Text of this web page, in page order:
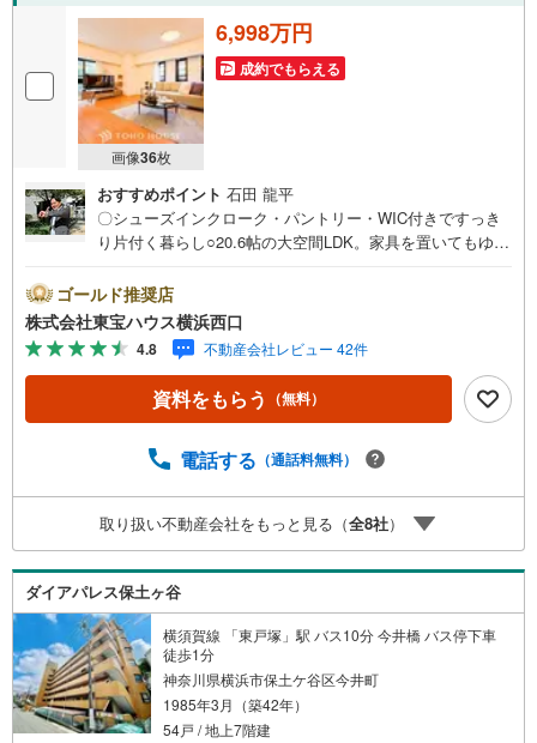
▼ まずは話を聞いてみたい方も歓迎 ▼
・資金計画や住宅ローンのご相談のみでもお気軽に♪
▼ しつこい営業はいたしません ▼
・気になること、まずはメールでのお問い合わせでも結構です。
・お気軽にご相談ください！
ーーーーーーーーーーーーーーーーーーーーーーーーーー
ご質問、ご見学希望、資料請求など、まずはお気軽にお問い合わせくださ
い♪
画像36枚
6,998万円
成約でもらえる
おすすめポイント 石田 龍平
〇シューズインクローク・パントリー・WIC付きですっき
り片付く暮らし○20.6帖の大空間LDK。家具を置いてもゆと
らせるお部屋（細則有り）ーーーーYahoo！ 不動産キャン
ペーン対象店舗ーーーー当店で物件を成約するとPayPayボ
ーナスライトがもらえる「Yahoo！ 不動産 物件ご成約キャ
ンペーン」の対象になります。「資料をもらう」「見学予
約をする」ボタンからお問い合わせください。※必ずYaho
o！ JAPAN IDでログインしてください。※PayPayボーナス
0日です。ーーーーーーーーーーーーーーーーーーーーーー
利）※上記金利は 2026年8月時点 のものであり、実際の適
用金利は融資実行時のものとなります。金利情勢により表
記の返済額と異なる場合があります。ーーーーーーーーー
ーーーーーーーーーーーーーーーー
ゴールド推奨店
株式会社東宝ハウス横浜西口
4.8 不動産会社レビュー 42件
資料をもらう （無料）
電話する （通話料無料）
取り扱い不動産会社をもっと見る（全8社）
ダイアパレス保土ヶ谷
横須賀線 「東戸塚」駅 バス10分 今井橋 バス停下車
徒歩1分
神奈川県横浜市保土ケ谷区今井町
1985年3月（築42年）
54戸 / 地上7階建